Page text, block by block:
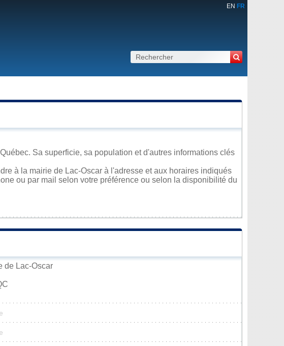
EN FR
Sa superficie, sa population et d'autres informations clés
à la mairie de Lac-Oscar à l'adresse et aux horaires indiqués
ou par mail selon votre préférence ou selon la disponibilité du
de Lac-Oscar